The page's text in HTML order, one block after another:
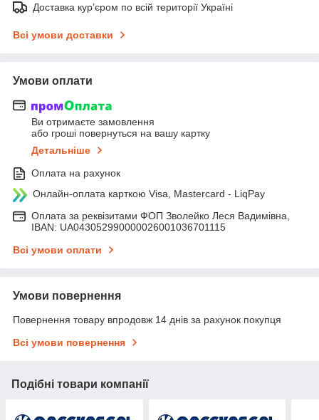
Доставка кур’єром по всій території Україні
Всі умови доставки
Умови оплати
Ви отримаєте замовлення
або гроші повернуться на вашу картку
Детальніше
Оплата на рахунок
Онлайн-оплата карткою Visa, Mastercard - LiqPay
Оплата за реквізитами ФОП Зволейко Леся Вадимівна,
IBAN: UA043052990000026001036701115
Всі умови оплати
Умови повернення
Повернення товару впродовж 14 днів за рахунок покупця
Всі умови повернення
Подібні товари компанії